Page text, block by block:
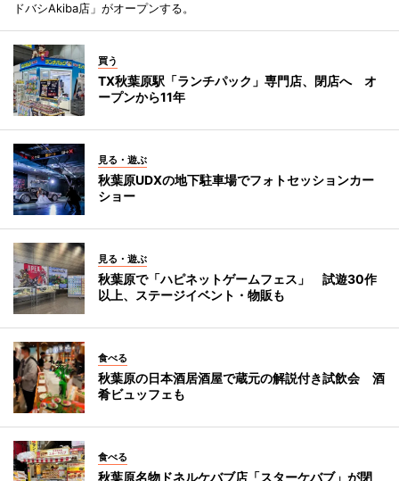
ドバシAkiba店」がオープンする。
買う
TX秋葉原駅「ランチパック」専門店、閉店へ オ
ープンから11年
見る・遊ぶ
秋葉原UDXの地下駐車場でフォトセッションカー
ショー
見る・遊ぶ
秋葉原で「ハピネットゲームフェス」 試遊30作
以上、ステージイベント・物販も
食べる
秋葉原の日本酒居酒屋で蔵元の解説付き試飲会 酒
肴ビュッフェも
食べる
秋葉原名物ドネルケバブ店「スターケバブ」が閉